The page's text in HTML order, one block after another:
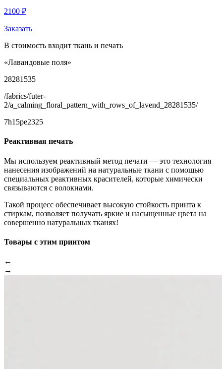
2100 ₽
Заказать
В стоимость входит ткань и печать
«Лавандовые поля»
28281535
/fabrics/futer-
2/a_calming_floral_pattern_with_rows_of_lavend_28281535/
7h15pe2325
Реактивная печать
Мы используем реактивный метод печати — это технология
нанесения изображений на натуральные ткани с помощью
специальных реактивных красителей, которые химически
связываются с волокнами.
Такой процесс обеспечивает высокую стойкость принта к
стиркам, позволяет получать яркие и насыщенные цвета на
совершенно натуральных тканях!
Товары с этим принтом
←
→